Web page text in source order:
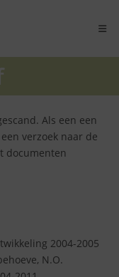
Als een een
verzoek naar de
documenten
2004-2005
N.O.